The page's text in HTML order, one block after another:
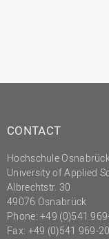
CONTACT
Hochschule
University of Applied
Albrechtstr. 30
49076 Osnabrück
Phone: +49 (0)541
Fax: +49 (0)541 969-